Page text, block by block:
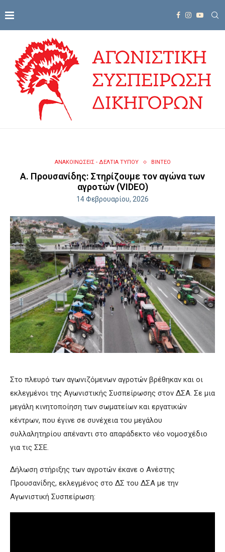
ΑΝΑΚΟΙΝΩΣΕΙΣ - ΔΕΛΤΙΑ ΤΥΠΟΥ ΒΙΝΤΕΟ
Α. Προυσανίδης: Στηρίζουμε τον αγώνα των
αγροτών (VIDEO)
14 Φεβρουαρίου, 2026
Στο πλευρό των αγωνιζόμενων αγροτών βρέθηκαν και οι
εκλεγμένοι της Αγωνιστικής Συσπείρωσης στον ΔΣΑ. Σε μια
μεγάλη κινητοποίηση των σωματείων και εργατικών
κέντρων, που έγινε σε συνέχεια του μεγάλου
συλλαλητηρίου απέναντι στο απαράδεκτο νέο νομοσχέδιο
για τις ΣΣΕ.
Δήλωση στήριξης των αγροτών έκανε ο Ανέστης
Προυσανίδης, εκλεγμένος στο ΔΣ του ΔΣΑ με την
Αγωνιστική Συσπείρωση: